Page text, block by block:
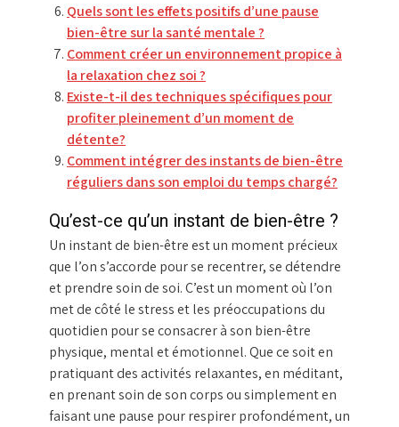
Quels sont les effets positifs d’une pause
bien-être sur la santé mentale ?
Comment créer un environnement propice à
la relaxation chez soi ?
Existe-t-il des techniques spécifiques pour
profiter pleinement d’un moment de
détente?
Comment intégrer des instants de bien-être
réguliers dans son emploi du temps chargé?
Qu’est-ce qu’un instant de bien-être ?
Un instant de bien-être est un moment précieux
que l’on s’accorde pour se recentrer, se détendre
et prendre soin de soi. C’est un moment où l’on
met de côté le stress et les préoccupations du
quotidien pour se consacrer à son bien-être
physique, mental et émotionnel. Que ce soit en
pratiquant des activités relaxantes, en méditant,
en prenant soin de son corps ou simplement en
faisant une pause pour respirer profondément, un